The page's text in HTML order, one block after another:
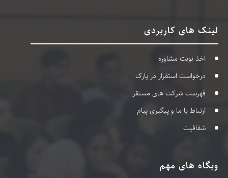
لینک های کاربردی
اخذ نوبت مشاوره
درخواست استقرار در پارک
فهرست شرکت های مستقر
ارتباط با ما و پیگیری پیام
شفافیت
وبگاه های مهم